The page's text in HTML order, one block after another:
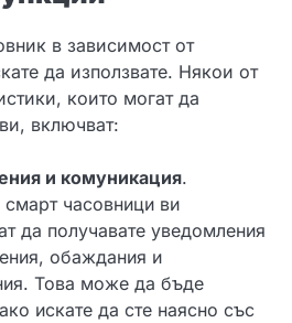
в зависимост от
да използвате. Някои от
които могат да
включват:
и комуникация.
смарт часовници ви
да получавате уведомления
обаждания и
Това може да бъде
искате да сте наясно със